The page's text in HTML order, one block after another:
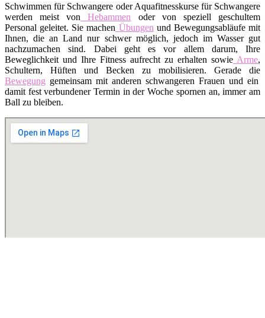
Schwimmen für Schwangere oder Aquafitnesskurse für Schwangere
werden meist von Hebammen oder von speziell geschultem
Personal geleitet. Sie machen Übungen und Bewegungsabläufe mit
Ihnen, die an Land nur schwer möglich, jedoch im Wasser gut
nachzumachen sind. Dabei geht es vor allem darum, Ihre
Beweglichkeit und Ihre Fitness aufrecht zu erhalten sowie Arme,
Schultern, Hüften und Becken zu mobilisieren. Gerade die
Bewegung gemeinsam mit anderen schwangeren Frauen und ein
damit fest verbundener Termin in der Woche spornen an, immer am
Ball zu bleiben.